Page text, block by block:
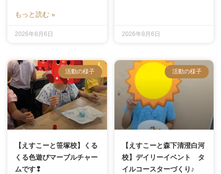
もっと読む »
2026年8月6日 2026年8月6日
活動の様子
【えすこーと笹塚校】くる
くる色遊びマーブルチャー
ムです❢
活動の様子
【えすこーと森下清澄白河
校】デイリーイベント タ
イルコースターづくり♪